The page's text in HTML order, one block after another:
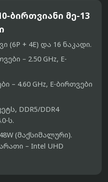
ბირთვიანი მე-13
(6P + 4E) და 16 ნაკადი.
– 2.50 GHz, E-
– 4.60 GHz, E-ბირთვები
DDR5/DDR4
ს.
(მაქსიმალური).
– Intel UHD